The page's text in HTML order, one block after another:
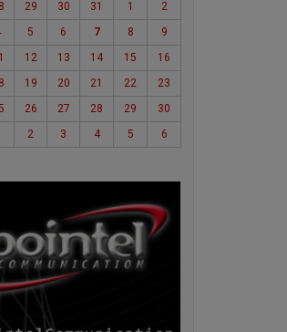
29 30 31 1
2
5 6 7 8
9
12 13 14 15
16
19 20 21 22
23
26 27 28 29
30
2 3 4 5 6